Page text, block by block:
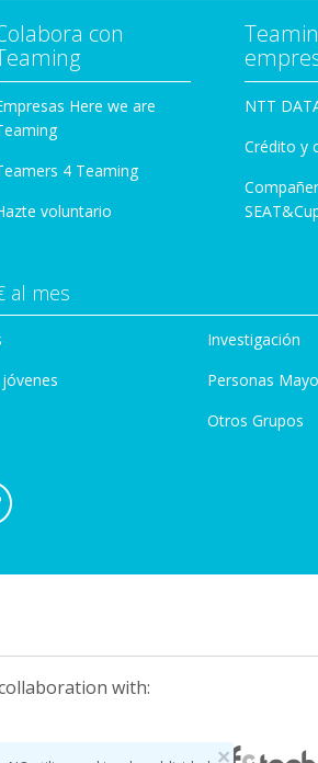
×
con
Here we are
4 Teaming
voluntario
NTT
Crédito y
al mes
Investigación
Personas
Otros Grupos
with: